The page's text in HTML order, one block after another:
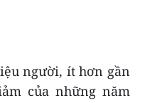
người, ít hơn gần
của những năm